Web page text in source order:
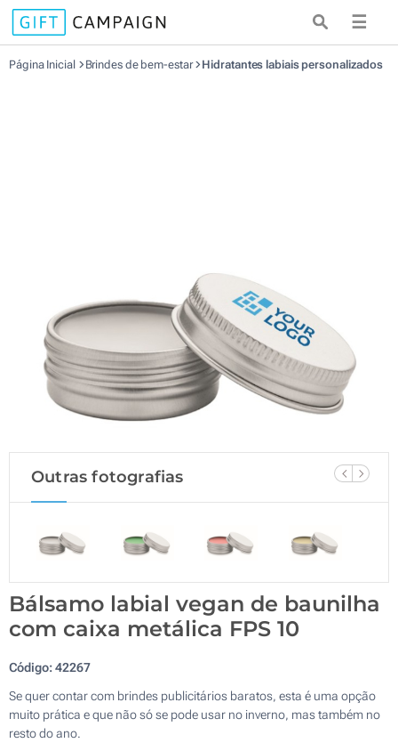
☰
Página Inicial Brindes de bem-estar Hidratantes labiais personalizados
Outras fotografias
Bálsamo labial vegan de baunilha
com caixa metálica FPS 10
Código:42267
Se quer contar com brindes publicitários baratos, esta é uma opção
muito prática e que não só se pode usar no inverno, mas também no
resto do ano.